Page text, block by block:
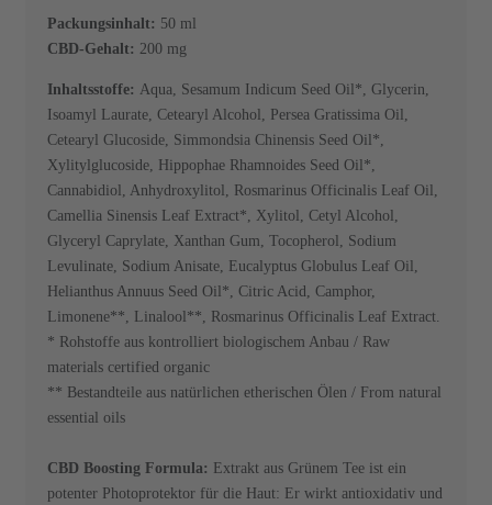
Packungsinhalt: 50 ml
CBD-Gehalt: 200 mg
Inhaltsstoffe: Aqua, Sesamum Indicum Seed Oil*, Glycerin,
Isoamyl Laurate, Cetearyl Alcohol, Persea Gratissima Oil,
Cetearyl Glucoside, Simmondsia Chinensis Seed Oil*,
Xylitylglucoside, Hippophae Rhamnoides Seed Oil*,
Cannabidiol, Anhydroxylitol, Rosmarinus Officinalis Leaf Oil,
Camellia Sinensis Leaf Extract*, Xylitol, Cetyl Alcohol,
Glyceryl Caprylate, Xanthan Gum, Tocopherol, Sodium
Levulinate, Sodium Anisate, Eucalyptus Globulus Leaf Oil,
Helianthus Annuus Seed Oil*, Citric Acid, Camphor,
Limonene**, Linalool**, Rosmarinus Officinalis Leaf Extract.
* Rohstoffe aus kontrolliert biologischem Anbau / Raw
materials certified organic
** Bestandteile aus natürlichen etherischen Ölen / From natural
essential oils
CBD Boosting Formula: Extrakt aus Grünem Tee ist ein
potenter Photoprotektor für die Haut: Er wirkt antioxidativ und